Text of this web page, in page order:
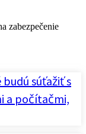
zabezpečenie
súťažiť s
a počítačmi,